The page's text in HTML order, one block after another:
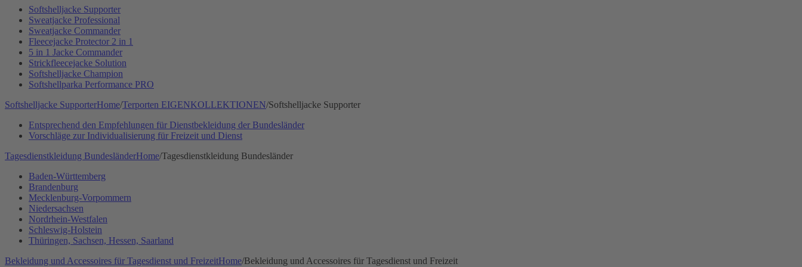
Softshelljacke Supporter
Sweatjacke Professional
Sweatjacke Commander
Fleecejacke Protector 2 in 1
5 in 1 Jacke Commander
Strickfleecejacke Solution
Softshelljacke Champion
Softshellparka Performance PRO
Softshelljacke SupporterHome/Terporten EIGENKOLLEKTIONEN/Softshelljacke Supporter
Entsprechend den Empfehlungen für Dienstbekleidung der Bundesländer
Vorschläge zur Individualisierung für Freizeit und Dienst
Tagesdienstkleidung BundesländerHome/Tagesdienstkleidung Bundesländer
Baden-Württemberg
Brandenburg
Mecklenburg-Vorpommern
Niedersachsen
Nordrhein-Westfalen
Schleswig-Holstein
Thüringen, Sachsen, Hessen, Saarland
Bekleidung und Accessoires für Tagesdienst und FreizeitHome/Bekleidung und Accessoires für Tagesdienst und Freizeit